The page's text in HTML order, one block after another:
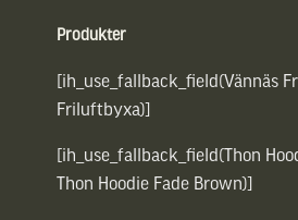
Produkter
[ih_use_fallback_field(Vännäs
Friluftbyxa)]
[ih_use_fallback_field(Thon
Thon Hoodie Fade Brown)]